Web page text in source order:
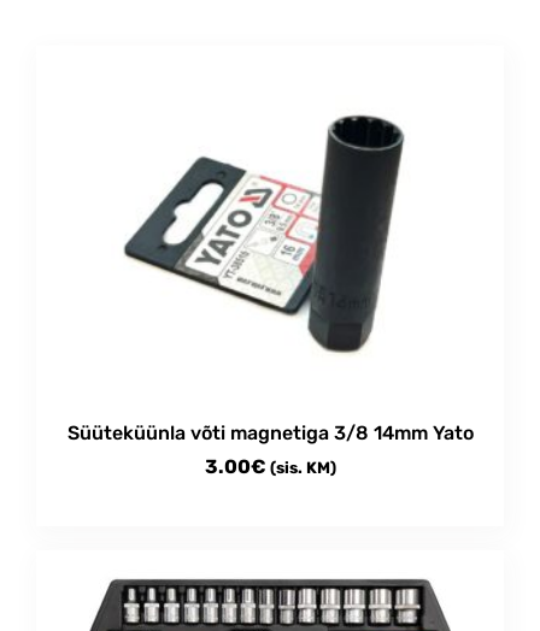
Süüteküünla võti magnetiga 3/8 14mm Yato
3.00€ (sis. KM)